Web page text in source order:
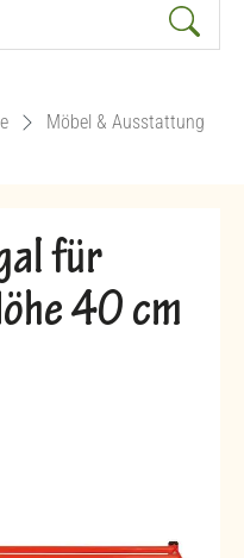
Möbel & Ausstattung
für
40 cm